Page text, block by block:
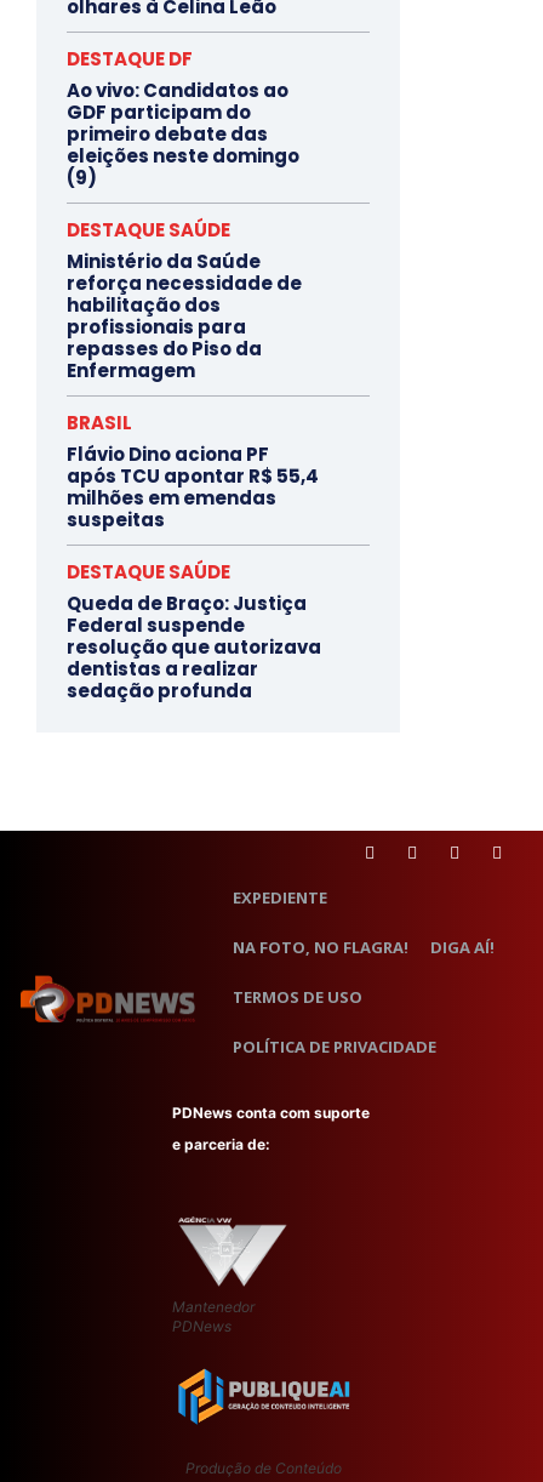
olhares à Celina Leão
DESTAQUE DF
Ao vivo: Candidatos ao
GDF participam do
primeiro debate das
eleições neste domingo
(9)
DESTAQUE SAÚDE
Ministério da Saúde
reforça necessidade de
habilitação dos
profissionais para
repasses do Piso da
Enfermagem
BRASIL
Flávio Dino aciona PF
após TCU apontar R$ 55,4
milhões em emendas
suspeitas
DESTAQUE SAÚDE
Queda de Braço: Justiça
Federal suspende
resolução que autorizava
dentistas a realizar
sedação profunda
EXPEDIENTE
NA FOTO, NO FLAGRA! DIGA AÍ!
TERMOS DE USO
POLÍTICA DE PRIVACIDADE
PDNews conta com suporte
e parceria de:
Mantenedor
PDNews
Produção de Conteúdo